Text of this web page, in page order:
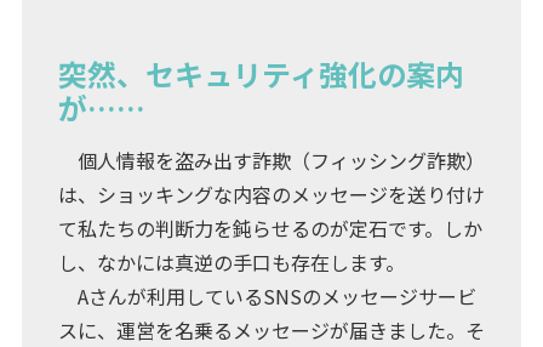
突然、セキュリティ強化の案内
が……
個人情報を盗み出す詐欺（フィッシング詐欺）
は、ショッキングな内容のメッセージを送り付け
て私たちの判断力を鈍らせるのが定石です。しか
し、なかには真逆の手口も存在します。
Aさんが利用しているSNSのメッセージサービ
スに、運営を名乗るメッセージが届きました。そ